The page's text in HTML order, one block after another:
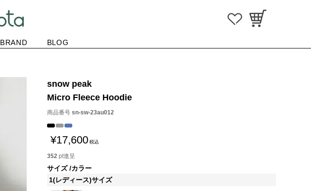
BRAND BLOG
snow peak
Micro Fleece Hoodie
商品番号 sn-sw-23au012
¥17,600税込
352 pt進呈
サイズ カラー
1(レディース)サイズ